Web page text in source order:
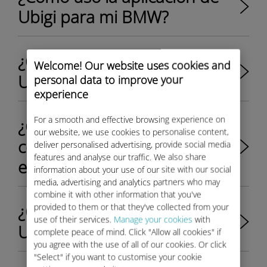
Welcome! Our website uses cookies and
personal data to improve your
experience
For a smooth and effective browsing experience on
our website, we use cookies to personalise content,
deliver personalised advertising, provide social media
features and analyse our traffic. We also share
information about your use of our site with our social
media, advertising and analytics partners who may
combine it with other information that you've
provided to them or that they've collected from your
use of their services. Manage your cookies with
complete peace of mind. Click "Allow all cookies" if
you agree with the use of all of our cookies. Or click
"Select" if you want to customise your cookie
Ubigi para mi BMW?
¿Cómo creo mi cuenta de
Ubigi para mi BMW?
¿Cómo sé si mi vehículo es
compatible con la función de
eSIM personal?
¿Cómo activo la conectividad
Ubigi en mi BMW?